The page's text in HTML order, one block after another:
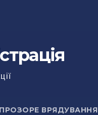
ПРОЗОРЕ ВРЯДУВАННЯ